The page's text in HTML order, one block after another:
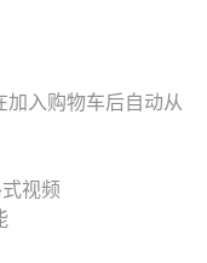
入购物车后自动从
视频